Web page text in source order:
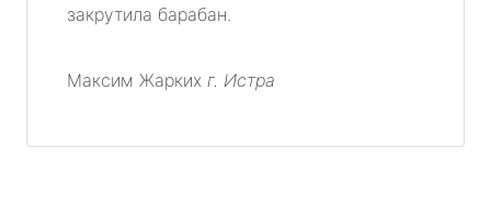
закрутила барабан.
Максим Жарких г. Истра